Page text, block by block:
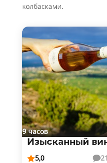
колбасками.
9 часов
Изысканный
5,0 